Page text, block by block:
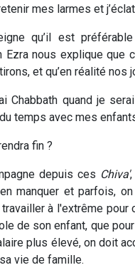
mes larmes et
qu’il est
Ezra nous explique que
et qu’en réalité
quand je
temps avec mes
fin ?
depuis ces Chiva'
manquer et parfois,
à l'extrême
de son enfant, que
plus élevé, on doit
vie de famille.